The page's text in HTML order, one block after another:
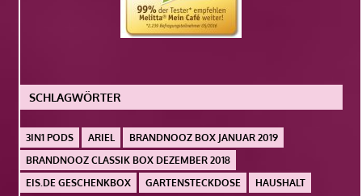
SCHLAGWÖRTER
3IN1 PODS ARIEL
BRANDNOOZ BOX JANUAR 2019
BRANDNOOZ CLASSIK BOX DEZEMBER 2018
EIS.DE GESCHENKBOX
GARTENSTECKDOSE HAUSHALT